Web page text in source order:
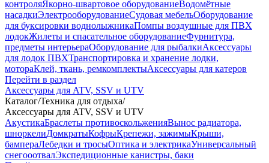
контроляЯкорно-швартовое оборудованиеВодомётные
насадкиЭлектрооборудованиеСудовая мебельОборудование
для буксировки воднолыжникаПомпы воздушные для ПВХ
лодокЖилеты и спасательное оборудованиеФурнитура,
предметы интерьераОборудование для рыбалкиАксессуары
для лодок ПВХТранспортировка и хранение лодки,
мотораКлей, ткань, ремкомплектыАксессуары для катеров
Перейти в раздел
Аксессуары для ATV, SSV и UTV
Каталог/Техника для отдыха/
Аксессуары для ATV, SSV и UTV
АкустикаБраслеты противоскольженияВынос радиатора,
шноркелиДомкратыКофрыКрепежи, зажимыКрыши,
бампераЛебедки и тросыОптика и электрикаУниверсальный
снегооотвалЭкспедиционные канистры, баки